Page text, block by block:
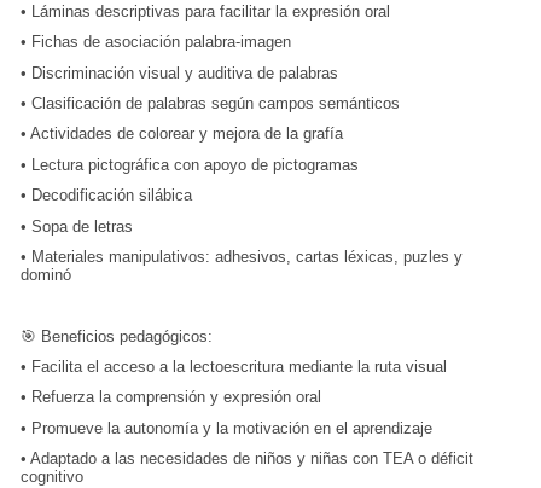
•
Láminas descriptivas para facilitar la expresión oral
• Fichas de asociación palabra-imagen
• Discriminación visual y auditiva de palabras
• Clasificación de palabras según campos semánticos
• Actividades de colorear y mejora de la grafía
• Lectura pictográfica con apoyo de pictogramas
• Decodificación silábica
• Sopa de letras
• Materiales manipulativos: adhesivos, cartas léxicas, puzles y
dominó
🎯 Beneficios pedagógicos:
• Facilita el acceso a la lectoescritura mediante la ruta visual
• Refuerza la comprensión y expresión oral
• Promueve la autonomía y la motivación en el aprendizaje
• Adaptado a las necesidades de niños y niñas con TEA o déficit
cognitivo